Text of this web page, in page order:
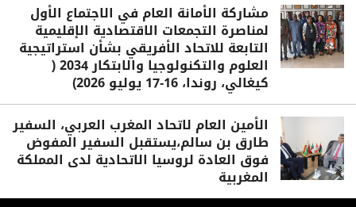
مشاركة الأمانة العام في الاجتماع الأول
لمناصرة التجمعات الاقتصادية الإقليمية
التابعة للاتحاد الأفريقي بشأن استراتيجية
العلوم والتكنولوجيا والابتكار 2034 (
كيغالي، روندا، 16-17 يوليو 2026)
الأمين العام لاتحاد المغرب العربي، السفير
طارق بن سالم،يستقبل السفير المفوض
فوق العادة لروسيا الاتحادية لدى المملكة
المغربية